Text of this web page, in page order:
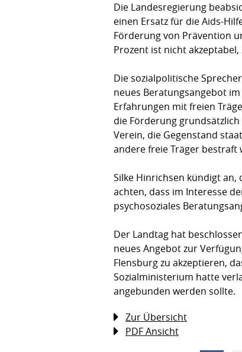
Die Landesregierung
einen Ersatz für die Aids-
Förderung von Prä­vention
Prozent ist nicht
Die sozialpoliti­sche
neues Beratungsangebot
Erfahrungen mit freien
die Förderung
Verein, die Gegen­stand
andere freie Träger bestraft
Silke Hinrichsen kündigt an,
achten, dass im Interesse
psychosoziales
Der Landtag hat
neues Angebot zur
Flens­burg zu akzeptieren,
Sozialministerium hatte
angebunden werden sollte.
Zur Übersicht
PDF Ansicht